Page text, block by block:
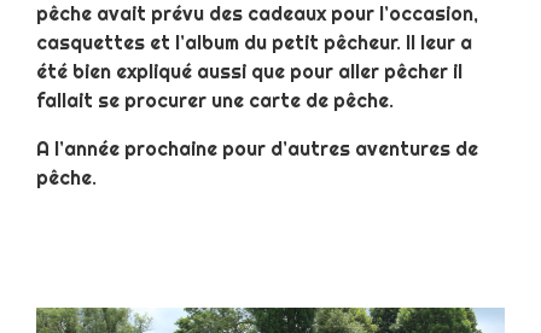
pêche avait prévu des cadeaux pour l’occasion,
casquettes et l’album du petit pêcheur. Il leur a
été bien expliqué aussi que pour aller pêcher il
fallait se procurer une carte de pêche.
A l’année prochaine pour d’autres aventures de
pêche.